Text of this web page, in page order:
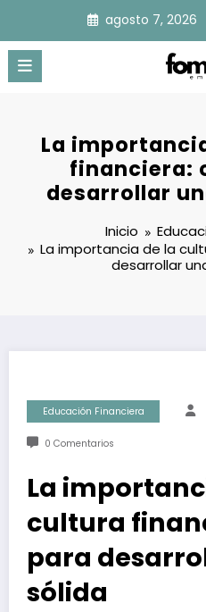
contenido
agosto 7, 2026
La
financiera:
desarrollar
Inicio
La importancia de la
desarrollar
Educación Financiera
0 Comentarios
La
cultura
para
sólida